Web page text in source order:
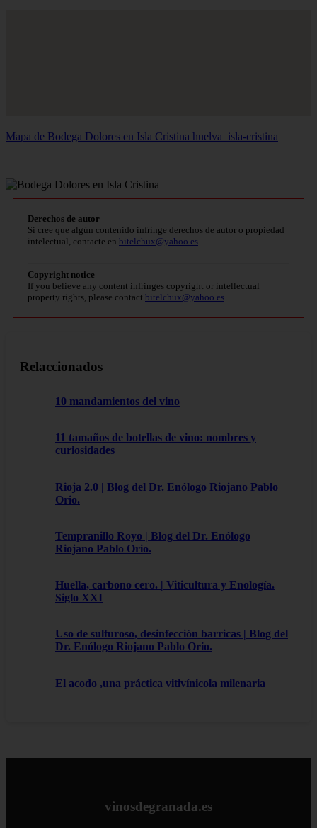
Mapa de Bodega Dolores en Isla Cristina huelva_isla-cristina
Derechos de autor
Si cree que algún contenido infringe derechos de autor o propiedad
intelectual, contacte en bitelchux@yahoo.es
Copyright notice
If you believe any content infringes copyright or intellectual
property rights, please contact bitelchux@yahoo.es
Relaccionados
10 mandamientos del vino
11 tamaños de botellas de vino: nombres y
curiosidades
Rioja 2.0 | Blog del Dr. Enólogo Riojano Pablo
Orio.
Tempranillo Royo | Blog del Dr. Enólogo
Riojano Pablo Orio.
Huella, carbono cero. | Viticultura y Enología.
Siglo XXI
Uso de sulfuroso, desinfección barricas | Blog del
Dr. Enólogo Riojano Pablo Orio.
El acodo ,una práctica vitivínicola milenaria
vinosdegranada.es